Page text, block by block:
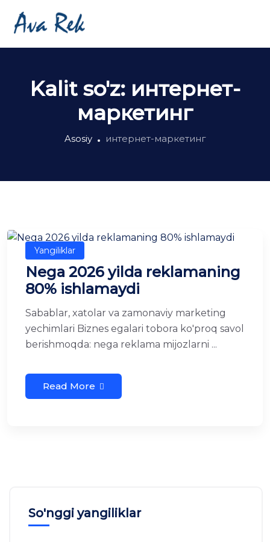
Kalit so'z: интернет-
маркетинг
Asosiy интернет-маркетинг
Yangiliklar
Nega 2026 yilda reklamaning
80% ishlamaydi
Sabablar, xatolar va zamonaviy marketing
yechimlari Biznes egalari tobora ko'proq savol
berishmoqda: nega reklama mijozlarni ...
Read More
So'nggi yangiliklar